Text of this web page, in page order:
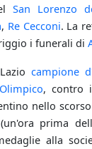
San Lorenzo
, Re Cecconi. La
i funerali di
campione
Olimpico,
nello
prima
alla